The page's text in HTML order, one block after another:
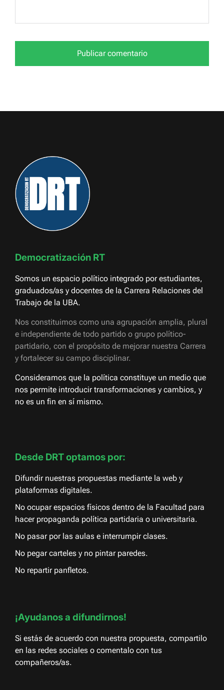
Democratización RT
Somos un espacio político integrado por estudiantes,
graduados/as y docentes de la Carrera Relaciones del
Trabajo de la UBA.
Nos constituimos como una agrupación amplia, plural
e independiente de todo partido o grupo político-
partidario, con el propósito de mejorar nuestra Carrera
y fortalecer su campo disciplinar.
Consideramos que la política constituye un medio que
nos permite introducir transformaciones y cambios, y
no es un fin en sí mismo.
Desde DRT optamos por:
Difundir nuestras propuestas mediante la web y
plataformas digitales.
No ocupar espacios físicos dentro de la Facultad para
hacer propaganda política partidaria o universitaria.
No pasar por las aulas e interrumpir clases.
No pegar carteles y no pintar paredes.
No repartir panfletos.
¡Ayudanos a difundirnos!
Si estás de acuerdo con nuestra propuesta, compartilo
en las redes sociales o comentalo con tus
compañeros/as.